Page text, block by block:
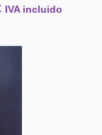
IVA incluido